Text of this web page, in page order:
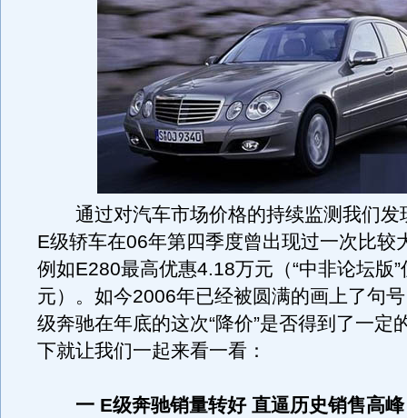
通过对汽车市场价格的持续监测我们发
E级轿车在06年第四季度曾出现过一次比较
例如E280最高优惠4.18万元（“中非论坛版
元）。如今2006年已经被圆满的画上了句
级奔驰在年底的这次“降价”是否得到了一定
下就让我们一起来看一看：
一 E级奔驰销量转好 直逼历史销售高峰